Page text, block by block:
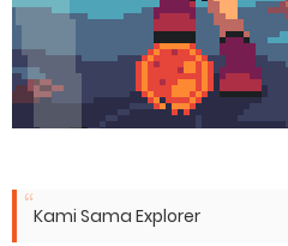
Kami Sama Explorer